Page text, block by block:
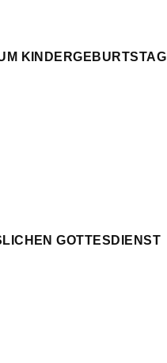
KINDERGEBURTSTAG
GOTTESDIENST